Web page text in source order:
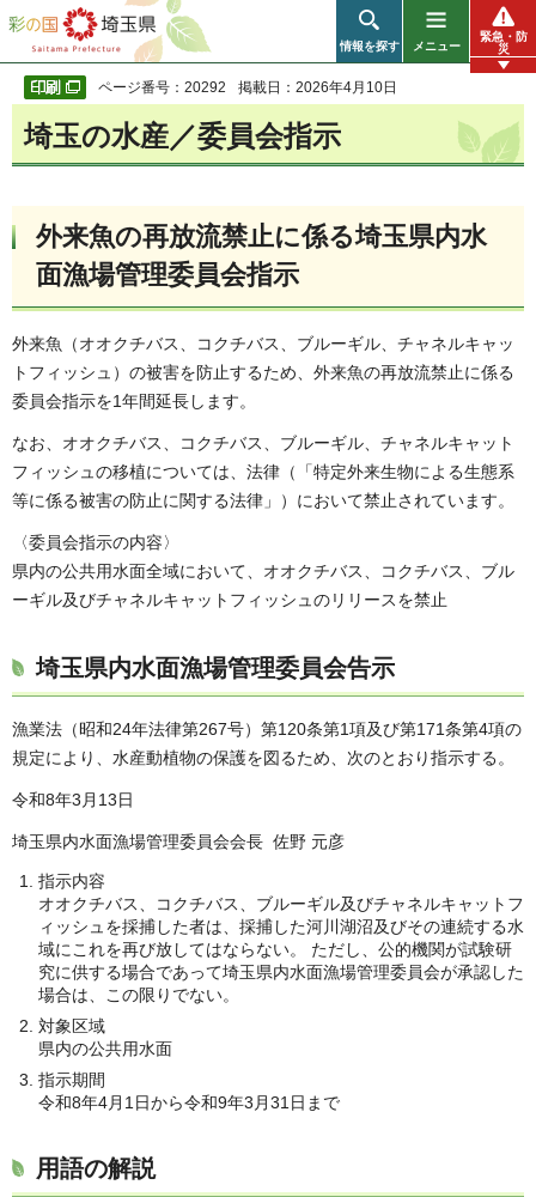
彩の国 埼玉県
情報を探す メニュー
緊急・防
災
ページ番号：20292 掲載日：2026年4月10日
埼玉の水産／委員会指示
外来魚の再放流禁止に係る埼玉県内水
面漁場管理委員会指示
外来魚（オオクチバス、コクチバス、ブルーギル、チャネルキャッ
トフィッシュ）の被害を防止するため、外来魚の再放流禁止に係る
委員会指示を1年間延長します。
なお、オオクチバス、コクチバス、ブルーギル、チャネルキャット
フィッシュの移植については、法律（「特定外来生物による生態系
等に係る被害の防止に関する法律」）において禁止されています。
〈委員会指示の内容〉
県内の公共用水面全域において、オオクチバス、コクチバス、ブル
ーギル及びチャネルキャットフィッシュのリリースを禁止
埼玉県内水面漁場管理委員会告示
漁業法（昭和24年法律第267号）第120条第1項及び第171条第4項の
規定により、水産動植物の保護を図るため、次のとおり指示する。
令和8年3月13日
埼玉県内水面漁場管理委員会会長 佐野 元彦
指示内容
オオクチバス、コクチバス、ブルーギル及びチャネルキャットフ
ィッシュを採捕した者は、採捕した河川湖沼及びその連続する水
域にこれを再び放してはならない。 ただし、公的機関が試験研
究に供する場合であって埼玉県内水面漁場管理委員会が承認した
場合は、この限りでない。
対象区域
県内の公共用水面
指示期間
令和8年4月1日から令和9年3月31日まで
用語の解説